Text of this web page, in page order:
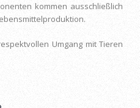
kommen ausschließlich
Umgang mit Tieren